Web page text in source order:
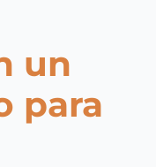
un
para